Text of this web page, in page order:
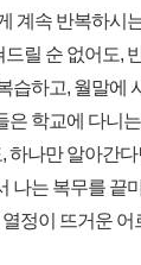
계속 반복하시
릴 순 없어도,
습하고, 월말에
학교에 다니
하나만 알아간
나는 복무를 끝
정이 뜨거운